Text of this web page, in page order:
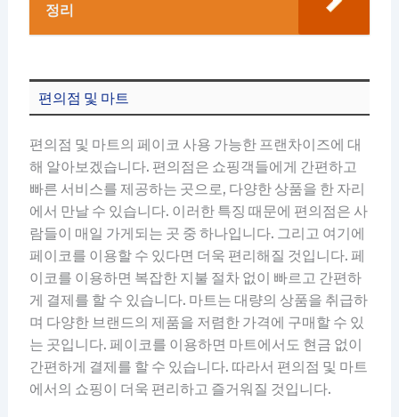
정리
편의점 및 마트
편의점 및 마트의 페이코 사용 가능한 프랜차이즈에 대
해 알아보겠습니다. 편의점은 쇼핑객들에게 간편하고
빠른 서비스를 제공하는 곳으로, 다양한 상품을 한 자리
에서 만날 수 있습니다. 이러한 특징 때문에 편의점은 사
람들이 매일 가게되는 곳 중 하나입니다. 그리고 여기에
페이코를 이용할 수 있다면 더욱 편리해질 것입니다. 페
이코를 이용하면 복잡한 지불 절차 없이 빠르고 간편하
게 결제를 할 수 있습니다. 마트는 대량의 상품을 취급하
며 다양한 브랜드의 제품을 저렴한 가격에 구매할 수 있
는 곳입니다. 페이코를 이용하면 마트에서도 현금 없이
간편하게 결제를 할 수 있습니다. 따라서 편의점 및 마트
에서의 쇼핑이 더욱 편리하고 즐거워질 것입니다.